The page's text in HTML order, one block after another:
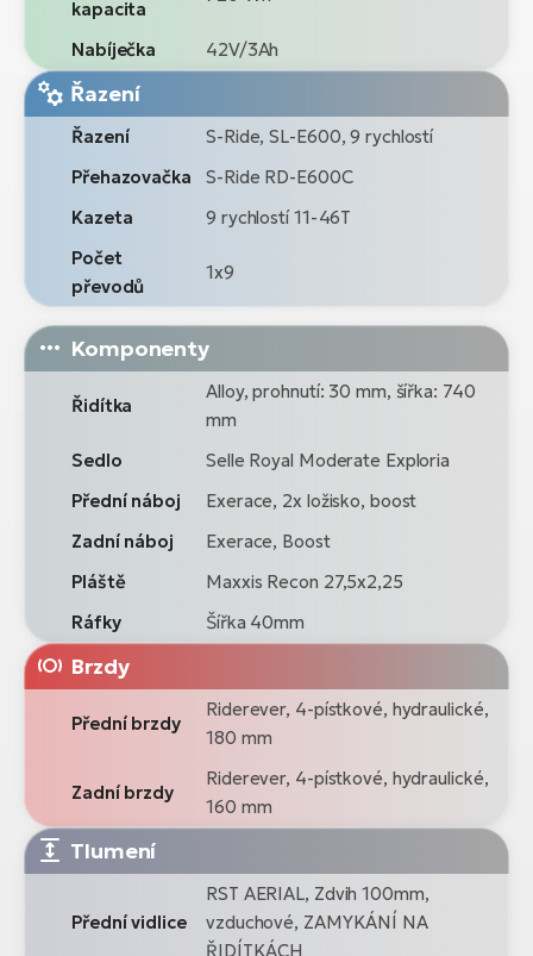
kapacita
Nabíječka 42V/3Ah
Řazení
Řazení
S-Ride, SL-E600, 9 rychlostí
Přehazovačka
S-Ride RD-E600C
Kazeta
9 rychlostí 11-46T
Počet
převodů
1x9
Komponenty
Řidítka
Alloy, prohnutí: 30 mm, šířka: 740
mm
Sedlo
Selle Royal Moderate Exploria
Přední náboj
Exerace, 2x ložisko, boost
Zadní náboj
Exerace, Boost
Pláště
Maxxis Recon 27,5x2,25
Ráfky
Šířka 40mm
Brzdy
Přední brzdy
Riderever, 4-pístkové, hydraulické,
180 mm
Zadní brzdy
Riderever, 4-pístkové, hydraulické,
160 mm
Tlumení
Přední vidlice
RST AERIAL, Zdvih 100mm,
vzduchové, ZAMYKÁNÍ NA
ŘIDÍTKÁCH